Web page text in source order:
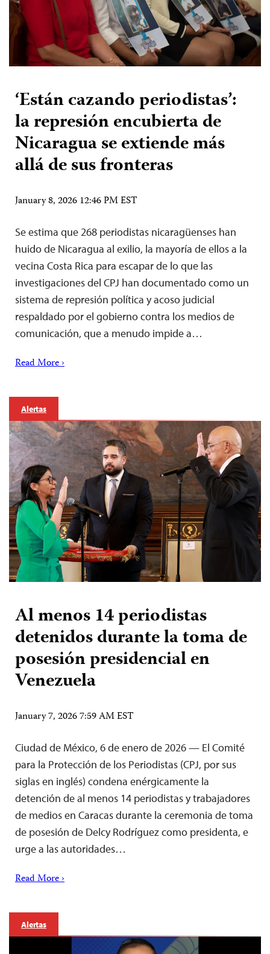
‘Están cazando periodistas’:
la represión encubierta de
Nicaragua se extiende más
allá de sus fronteras
January 8, 2026 12:46 PM EST
Se estima que 268 periodistas nicaragüenses han
huido de Nicaragua al exilio, la mayoría de ellos a la
vecina Costa Rica para escapar de lo que las
investigaciones del CPJ han documentado como un
sistema de represión política y acoso judicial
respaldado por el gobierno contra los medios de
comunicación, que a menudo impide a…
Read More ›
Alertas
Al menos 14 periodistas
detenidos durante la toma de
posesión presidencial en
Venezuela
January 7, 2026 7:59 AM EST
Ciudad de México, 6 de enero de 2026 — El Comité
para la Protección de los Periodistas (CPJ, por sus
siglas en inglés) condena enérgicamente la
detención de al menos 14 periodistas y trabajadores
de medios en Caracas durante la ceremonia de toma
de posesión de Delcy Rodríguez como presidenta, e
urge a las autoridades…
Read More ›
Alertas